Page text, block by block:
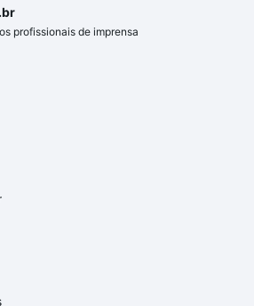
profissionais de imprensa